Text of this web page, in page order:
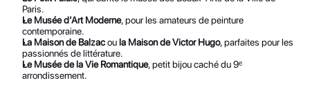
Paris.
Le Musée d’Art Moderne, pour les amateurs de peinture
contemporaine.
La Maison de Balzac ou la Maison de Victor Hugo, parfaites pour les
passionnés de littérature.
Le Musée de la Vie Romantique, petit bijou caché du 9ᵉ
arrondissement.